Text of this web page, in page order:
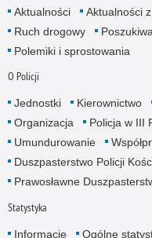
Aktualności Aktualności
Ruch drogowy
Polemiki i sprostowania
O Policji
Jednostki Kierownictwo
Organizacja
Policja w III
Umundurowanie
Duszpasterstwo Policji
Prawosławne
Statystyka
Informacje Ogólne